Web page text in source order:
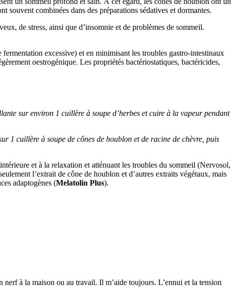
souvent combinées dans des préparations sédatives et dormantes.
de stress, ainsi que d’insomnie et de problèmes de sommeil.
excessive) et en minimisant les troubles gastro-intestinaux
oestrogénique. Les propriétés bactériostatiques, bactéricides,
sur environ 1 cuillère à soupe d’herbes et cuire à la vapeur pendant
1 cuillère à soupe de cônes de houblon et de racine de chèvre, puis
et à la relaxation et atténuant les troubles du sommeil (Nervosol,
l’extrait de cône de houblon et d’autres extraits végétaux, mais
adaptogènes (Melatolin Plus).
à la maison ou au travail. Il m’aide toujours. L’ennui et la tension